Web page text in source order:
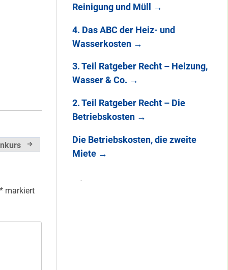
markiert
Reinigung und Müll
→
4. Das ABC der Heiz- und
Wasserkosten →
3. Teil Ratgeber Recht – Heizung,
Wasser & Co. →
2. Teil Ratgeber Recht – Die
Betriebskosten →
Die Betriebskosten, die zweite
Miete →
100 Jahre
Heerstraße